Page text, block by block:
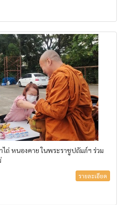
ถ่ หนองคาย ในพระราชูปถัมภ์ฯ ร่วม
รายละเอียด